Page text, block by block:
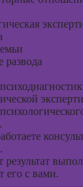
развода
его с вами.